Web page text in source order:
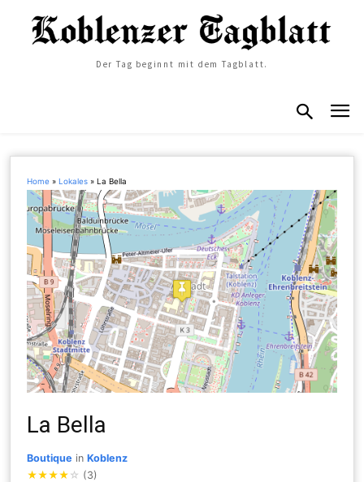
Der Tag beginnt mit dem Tagblatt.
Home »Lokales »La Bella
La Bella
Boutique inKoblenz
★★★★ ☆ (3)